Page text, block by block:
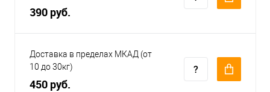
390 руб.
Доставка в пределах МКАД (от
10 до 30кг)
450 руб.